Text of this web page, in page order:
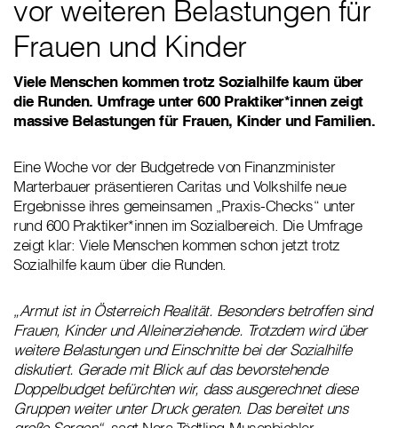
vor weiteren Belastungen für
Frauen und Kinder
Viele Menschen kommen trotz Sozialhilfe kaum über
die Runden. Umfrage unter 600 Praktiker*innen zeigt
massive Belastungen für Frauen, Kinder und Familien.
Eine Woche vor der Budgetrede von Finanzminister
Marterbauer präsentieren Caritas und Volkshilfe neue
Ergebnisse ihres gemeinsamen „Praxis-Checks“ unter
rund 600 Praktiker*innen im Sozialbereich. Die Umfrage
zeigt klar: Viele Menschen kommen schon jetzt trotz
Sozialhilfe kaum über die Runden.
„Armut ist in Österreich Realität. Besonders betroffen sind
Frauen, Kinder und Alleinerziehende. Trotzdem wird über
weitere Belastungen und Einschnitte bei der Sozialhilfe
diskutiert. Gerade mit Blick auf das bevorstehende
Doppelbudget befürchten wir, dass ausgerechnet diese
Gruppen weiter unter Druck geraten. Das bereitet uns